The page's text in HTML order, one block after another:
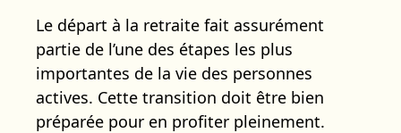
Le départ à la retraite fait assurément
partie de l’une des étapes les plus
importantes de la vie des personnes
actives. Cette transition doit être bien
préparée pour en profiter pleinement.